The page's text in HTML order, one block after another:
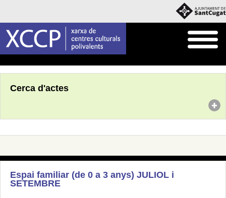
Cerca d'actes
Espai familiar (de 0 a 3 anys) JULIOL i
SETEMBRE